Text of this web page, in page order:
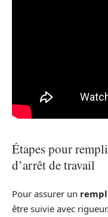
Étapes pour
d’arrêt de travail
Pour assurer un
être suivie avec